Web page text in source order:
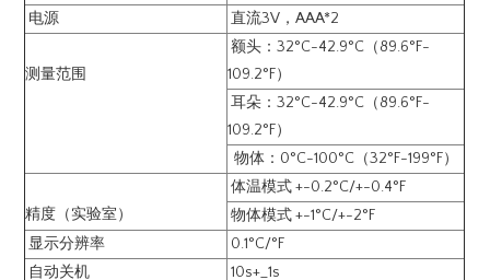
电源
直流3V，AAA*2
测量范围
额头：32°C-42.9°C（89.6°F-
109.2°F）
耳朵：32°C-42.9°C（89.6°F-
109.2°F）
物体：0°C-100°C（32°F-199°F）
精度（实验室）
体温模式 +-0.2°C/+-0.4°F
物体模式 +-1°C/+-2°F
显示分辨率
0.1°C/°F
自动关机
10s+_1s